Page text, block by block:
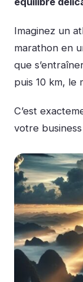
Imaginez un
marathon en
que
puis 10 km, le
C’est
votre